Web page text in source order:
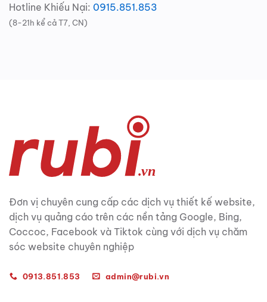
Hotline Khiếu Nại: 0915.851.853
(8-21h kể cả T7, CN)
Đơn vị chuyên cung cấp các dịch vụ thiết kế website,
dịch vụ quảng cáo trên các nền tảng Google, Bing,
Coccoc, Facebook và Tiktok cùng với dịch vụ chăm
sóc website chuyên nghiệp
0913.851.853 admin@rubi.vn